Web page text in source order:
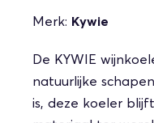
Merk: Kywie
De KYWIE
natuurlijke
is, deze koeler